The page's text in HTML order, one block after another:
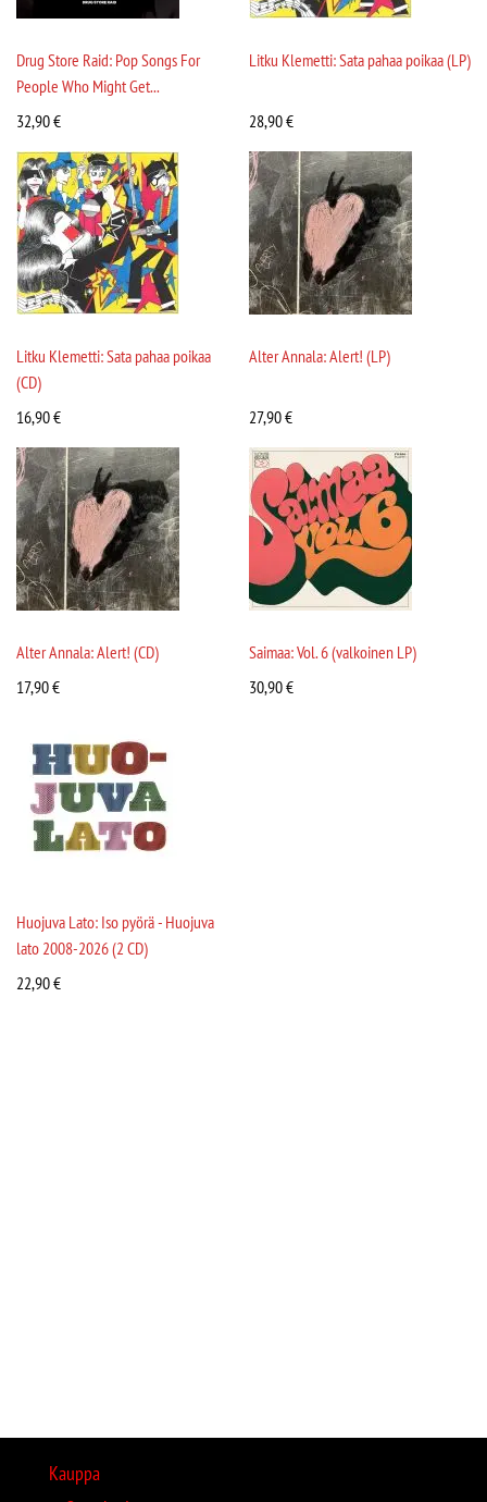
Drug Store Raid: Pop Songs For
People Who Might Get...
32,90€
Litku Klemetti: Sata pahaa poikaa (LP)
28,90€
Litku Klemetti: Sata pahaa poikaa
(CD)
16,90€
Alter Annala: Alert! (LP)
27,90€
Alter Annala: Alert! (CD)
17,90€
Saimaa: Vol. 6 (valkoinen LP)
30,90€
Huojuva Lato: Iso pyörä - Huojuva
lato 2008-2026 (2 CD)
22,90€
Kauppa